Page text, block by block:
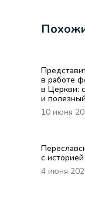
в работе
в Церкви:
и
10 июня
с
4 июня